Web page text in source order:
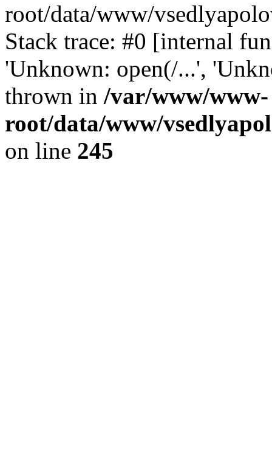
root/data/www/
Stack trace: #0 [internal
'Unknown: open(/...',
thrown in /var/www/www-
root/data/www/
on line 245